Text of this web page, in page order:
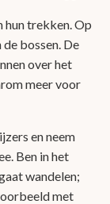
hun trekken. Op
bossen. De
over het
meer voor
en neem
Ben in het
wandelen;
met